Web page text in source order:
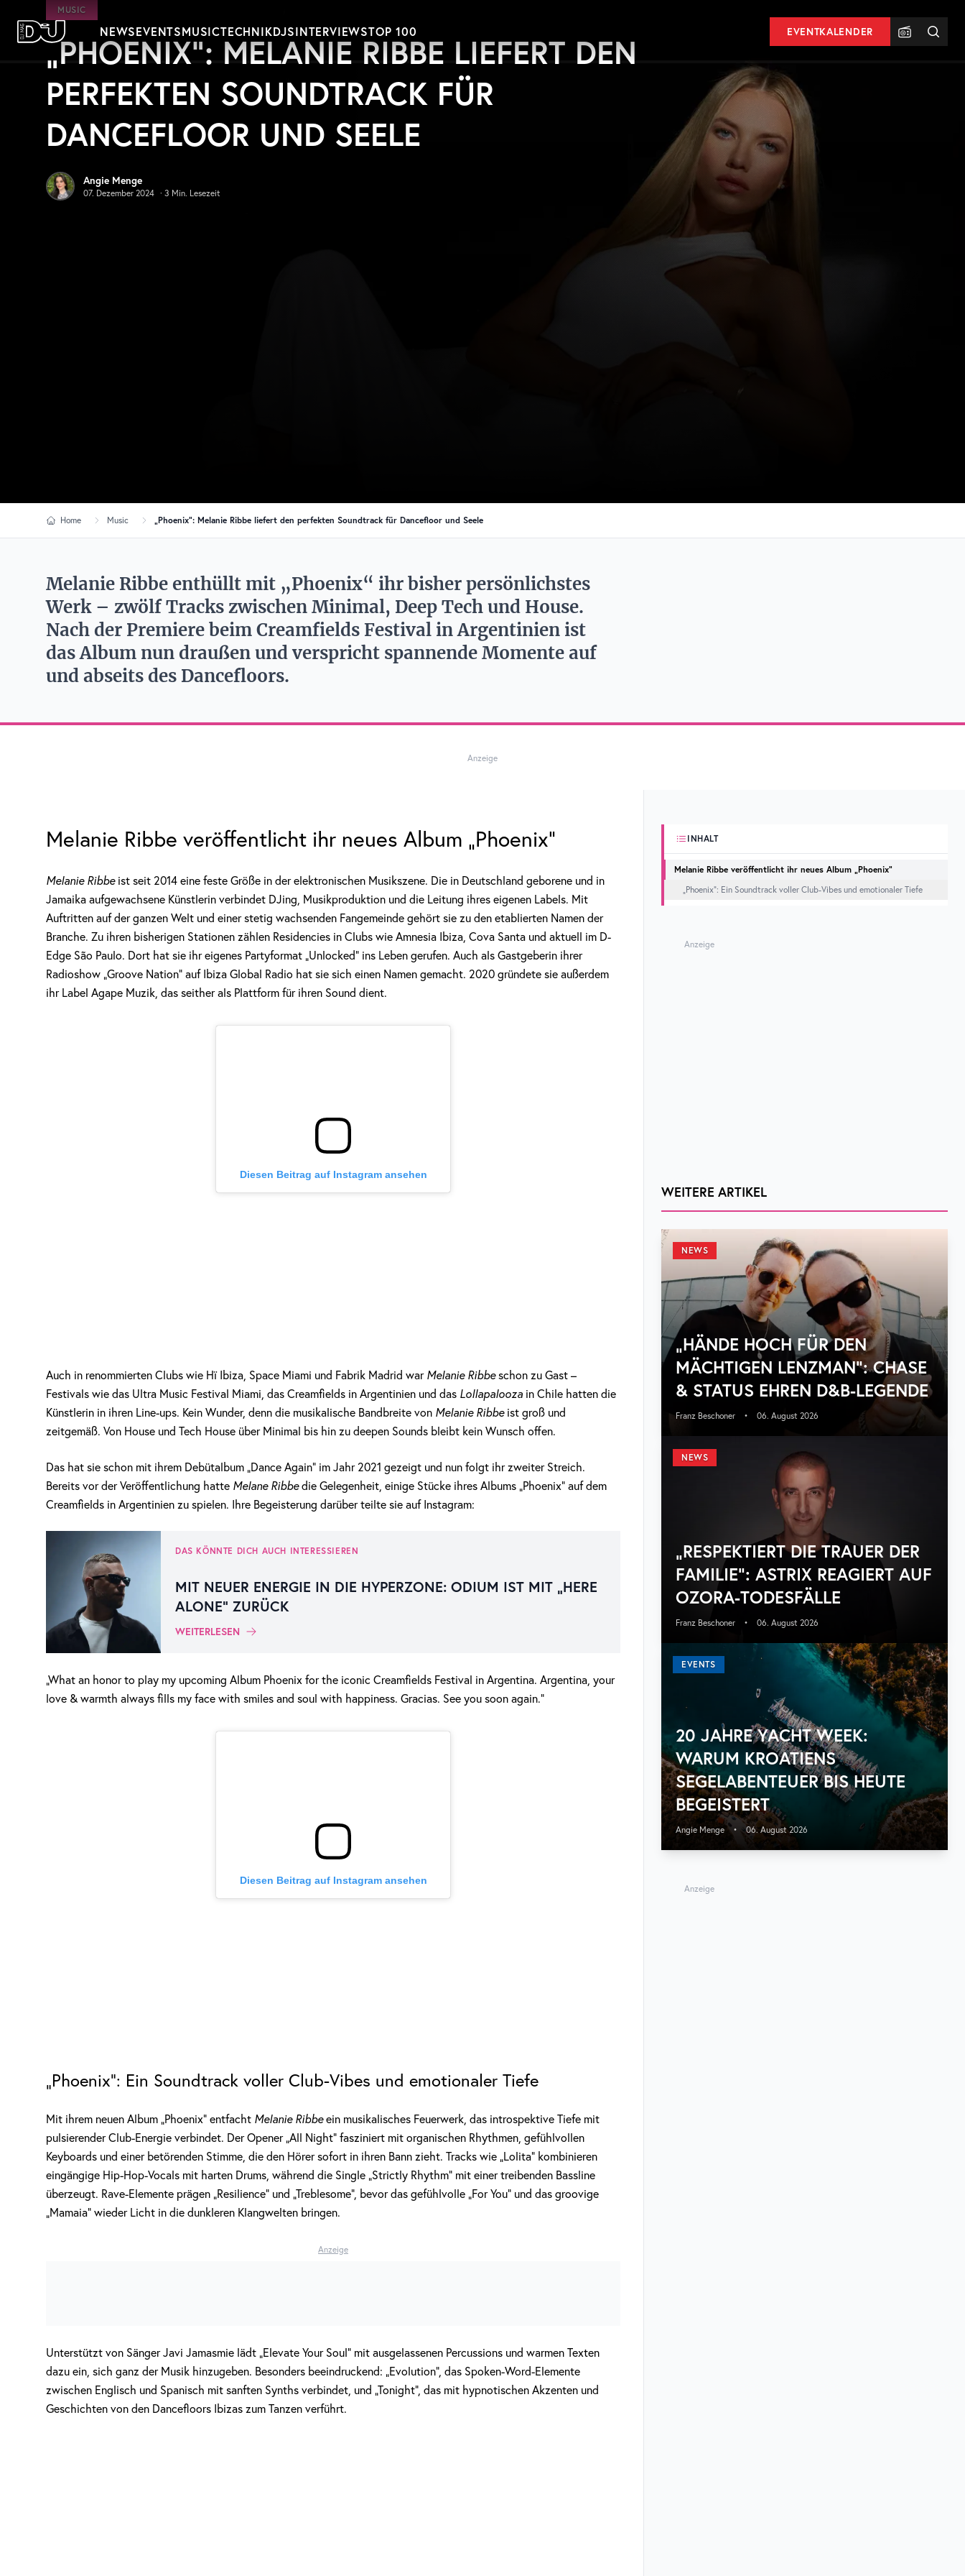
Zum Hauptinhalt springen
DJ Mag Germany
NEWSEVENTSMUSICTECHNIKDJSINTERVIEWSTOP 100 EVENTKALENDER
MUSIC
„PHOENIX“: MELANIE RIBBE LIEFERT DEN
PERFEKTEN SOUNDTRACK FÜR
DANCEFLOOR UND SEELE
Angie Menge
07. Dezember 2024 · 3 Min. Lesezeit
Home Music „Phoenix“: Melanie Ribbe liefert den perfekten Soundtrack für Dancefloor und Seele
Melanie Ribbe enthüllt mit „Phoenix“ ihr bisher persönlichstes
Werk – zwölf Tracks zwischen Minimal, Deep Tech und House.
Nach der Premiere beim Creamfields Festival in Argentinien ist
das Album nun draußen und verspricht spannende Momente auf
und abseits des Dancefloors.
Anzeige
Melanie Ribbe veröffentlicht ihr neues Album „Phoenix“
Melanie Ribbeist seit 2014 eine feste Größe in der elektronischen Musikszene. Die in Deutschland geborene und in
Jamaika aufgewachsene Künstlerin verbindet DJing, Musikproduktion und die Leitung ihres eigenen Labels. Mit
Auftritten auf der ganzen Welt und einer stetig wachsenden Fangemeinde gehört sie zu den etablierten Namen der
Branche. Zu ihren bisherigen Stationen zählen Residencies in Clubs wie Amnesia Ibiza, Cova Santa und aktuell im D-
Edge São Paulo. Dort hat sie ihr eigenes Partyformat „Unlocked“ ins Leben gerufen. Auch als Gastgeberin ihrer
Radioshow „Groove Nation“ auf Ibiza Global Radio hat sie sich einen Namen gemacht. 2020 gründete sie außerdem
ihr Label Agape Muzik, das seither als Plattform für ihren Sound dient.
Diesen Beitrag auf Instagram ansehen
Auch in renommierten Clubs wie Hï Ibiza, Space Miami und Fabrik Madrid war Melanie Ribbeschon zu Gast –
Festivals wie das Ultra Music Festival Miami, das Creamfields in Argentinien und das Lollapalooza in Chile hatten die
Künstlerin in ihren Line-ups. Kein Wunder, denn die musikalische Bandbreite von Melanie Ribbeist groß und
zeitgemäß. Von House und Tech House über Minimal bis hin zu deepen Sounds bleibt kein Wunsch offen.
Das hat sie schon mit ihrem Debütalbum „Dance Again“ im Jahr 2021 gezeigt und nun folgt ihr zweiter Streich.
Bereits vor der Veröffentlichung hatte Melane Ribbedie Gelegenheit, einige Stücke ihres Albums „Phoenix“ auf dem
Creamfields in Argentinien zu spielen. Ihre Begeisterung darüber teilte sie auf Instagram:
DAS KÖNNTE DICH AUCH INTERESSIEREN
MIT NEUER ENERGIE IN DIE HYPERZONE: ODIUM IST MIT „HERE
ALONE“ ZURÜCK
WEITERLESEN
„What an honor to play my upcoming Album Phoenix for the iconic Creamfields Festival in Argentina. Argentina, your
love & warmth always fills my face with smiles and soul with happiness. Gracias. See you soon again.“
Diesen Beitrag auf Instagram ansehen
„Phoenix“: Ein Soundtrack voller Club-Vibes und emotionaler Tiefe
Mit ihrem neuen Album „Phoenix“ entfacht Melanie Ribbeein musikalisches Feuerwerk, das introspektive Tiefe mit
pulsierender Club-Energie verbindet. Der Opener „All Night“ fasziniert mit organischen Rhythmen, gefühlvollen
Keyboards und einer betörenden Stimme, die den Hörer sofort in ihren Bann zieht. Tracks wie „Lolita“ kombinieren
eingängige Hip-Hop-Vocals mit harten Drums, während die Single „Strictly Rhythm“ mit einer treibenden Bassline
überzeugt. Rave-Elemente prägen „Resilience“ und „Treblesome“, bevor das gefühlvolle „For You“ und das groovige
„Mamaia“ wieder Licht in die dunkleren Klangwelten bringen.
Anzeige
Unterstützt von Sänger Javi Jamasmie lädt „Elevate Your Soul“ mit ausgelassenen Percussions und warmen Texten
dazu ein, sich ganz der Musik hinzugeben. Besonders beeindruckend: „Evolution“, das Spoken-Word-Elemente
zwischen Englisch und Spanisch mit sanften Synths verbindet, und „Tonight“, das mit hypnotischen Akzenten und
Geschichten von den Dancefloors Ibizas zum Tanzen verführt.
INHALT
Melanie Ribbe veröffentlicht ihr neues Album „Phoenix“
„Phoenix“: Ein Soundtrack voller Club-Vibes und emotionaler Tiefe
Anzeige
WEITERE ARTIKEL
NEWS
„HÄNDE HOCH FÜR DEN
MÄCHTIGEN LENZMAN“: CHASE
& STATUS EHREN D&B-LEGENDE
Franz Beschoner • 06. August 2026
NEWS
„RESPEKTIERT DIE TRAUER DER
FAMILIE“: ASTRIX REAGIERT AUF
OZORA-TODESFÄLLE
Franz Beschoner • 06. August 2026
EVENTS
20 JAHRE YACHT WEEK:
WARUM KROATIENS
SEGELABENTEUER BIS HEUTE
BEGEISTERT
Angie Menge • 06. August 2026
Anzeige